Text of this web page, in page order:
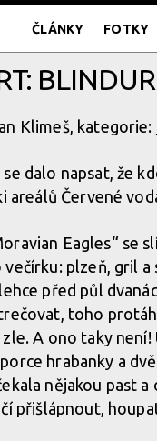
ČLÁNKY FOTKY
Klimeš, kategorie:
se dalo napsat, že
areálů Červené
Eagles“ se
večírku: plzeň, gril
před půl
toho
A ono taky
hrabanky a
nějakou past
přišlápnout,